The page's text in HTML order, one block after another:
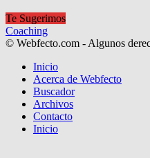
Te Sugerimos
Coaching
© Webfecto.com - Algunos
Inicio
Acerca de Webfecto
Buscador
Archivos
Contacto
Inicio